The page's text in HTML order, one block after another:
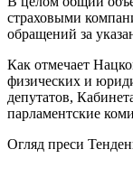
страховыми
обращений за
Как отмечает
физических и
депутатов,
парламентские
Огляд преси